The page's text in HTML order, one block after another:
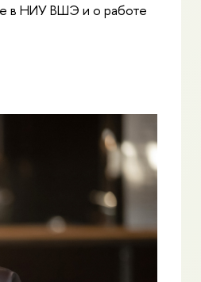
в НИУ ВШЭ и о работе